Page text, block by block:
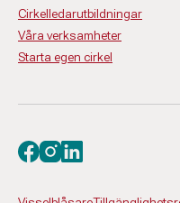
Cirkelledarutbildningar
Våra verksamheter
Starta egen cirkel
Besök oss på facebook
Besök oss på instagram
Besök oss på